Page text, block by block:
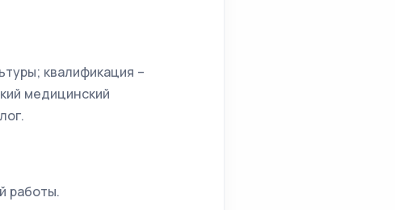
квалификация –
медицинский
работы.